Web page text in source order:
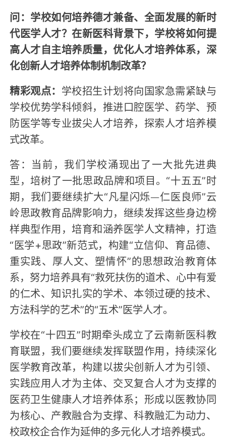
问：学校如何培养德才兼备、全面发展的新时
代医学人才？在新医科背景下，学校将如何提
高人才自主培养质量，优化人才培养体系，深
化创新人才培养体制机制改革？
精彩观点： 学校招生计划将向国家急需紧缺与
学校优势学科倾斜，推进口腔医学、药学、预
防医学等专业拔尖人才培养，探索人才培养模
式改革。
答：当前，我们学校涌现出了一大批先进典
型，培树了一批思政品牌和项目。“十五五”时
期，我们要继续扩大“凡星闪烁—仁医良师”云
岭思政教育品牌影响力，继续发挥这些身边榜
样典型作用，培育和涵养医学人文精神，打造
“医学+思政”新范式，构建“立信仰、育品德、
重实践、厚人文、塑情怀”的思想政治教育体
系，努力培养具有“救死扶伤的道术、心中有爱
的仁术、知识扎实的学术、本领过硬的技术、
方法科学的艺术”的“五术”医学人才。
学校在“十四五”时期牵头成立了云南新医科教
育联盟，我们要继续发挥联盟作用，持续深化
医学教育改革，构建以拔尖创新人才为引领、
实践应用人才为主体、交叉复合人才为支撑的
医药卫生健康人才培养体系；形成以医教协同
为核心、产教融合为支撑、科教融汇为动力、
校政校企合作为延伸的多元化人才培养模式。